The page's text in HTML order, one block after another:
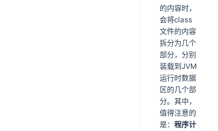
的内容时，
会将class
文件的内容
拆分为几个
部分，分别
装载到JVM
运行时数据
区的几个部
分。其中，
值得注意的
是： 程序计